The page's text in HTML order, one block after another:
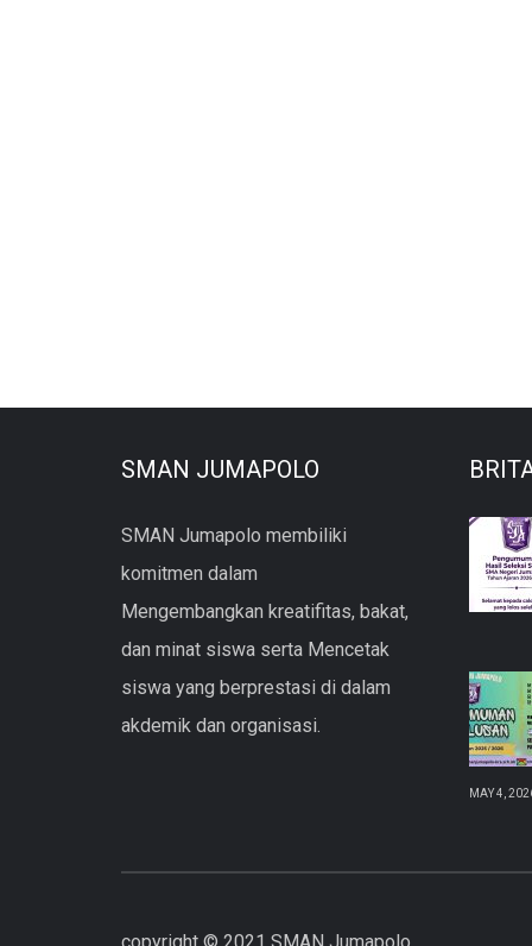
SMAN JUMAPOLO
SMAN Jumapolo membiliki
komitmen dalam
Mengembangkan kreatifitas, bakat,
dan minat siswa serta Mencetak
siswa yang berprestasi di dalam
akdemik dan organisasi.
MAY 4,